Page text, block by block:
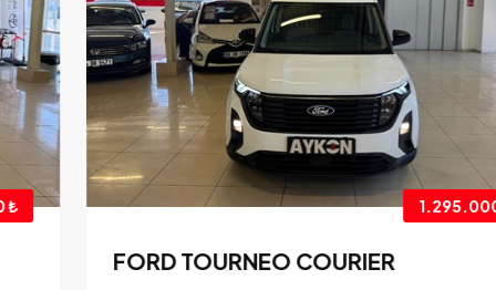
1.295.000 ₺
FORD TOURNEO COURIER